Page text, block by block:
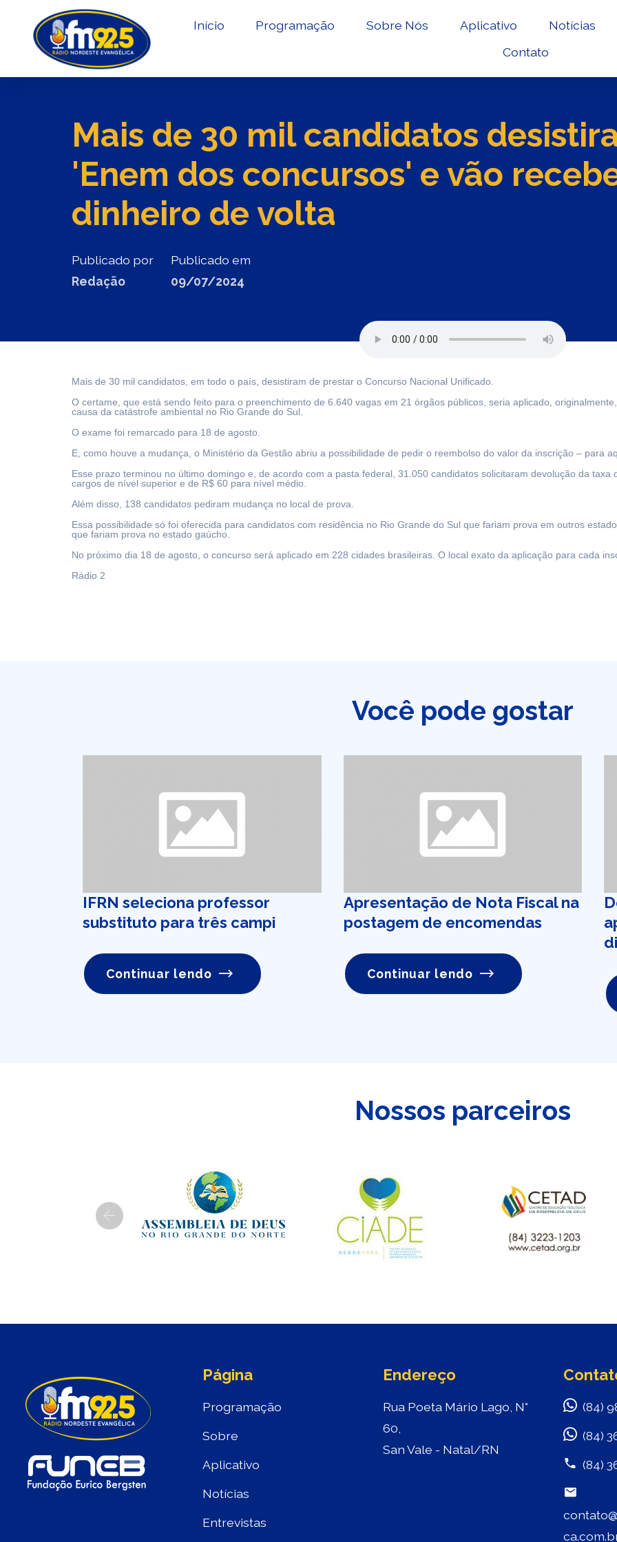
Início Programação Sobre Nós Aplicativo Notícias
Contato
Mais de 30 mil candidatos
'Enem dos concursos' e vão
dinheiro de volta
Publicado por
Redação
Publicado em
09/07/2024
Mais de 30 mil candidatos, em todo o país, desistiram de prestar o Concurso Nacional Unificado.
O certame, que está sendo feito para o preenchimento de 6.640 vagas em 21 órgãos públicos, seria aplicado,
causa da catástrofe ambiental no Rio Grande do Sul.
O exame foi remarcado para 18 de agosto.
E, como houve a mudança, o Ministério da Gestão abriu a possibilidade de pedir o reembolso do valor da inscrição – para
Esse prazo terminou no último domingo e, de acordo com a pasta federal, 31.050 candidatos solicitaram devolução da
cargos de nível superior e de R$ 60 para nível médio.
Além disso, 138 candidatos pediram mudança no local de prova.
Essa possibilidade só foi oferecida para candidatos com residência no Rio Grande do Sul que fariam prova em outros
que fariam prova no estado gaúcho.
No próximo dia 18 de agosto, o concurso será aplicado em 228 cidades brasileiras. O local exato da aplicação para cada
Rádio 2
Você pode gostar
IFRN seleciona professor
substituto para três campi
Continuar lendo
Apresentação de Nota Fiscal na
postagem de encomendas
Continuar lendo
Nossos parceiros
Previous
Página
Programação
Sobre
Aplicativo
Notícias
Entrevistas
Endereço
Rua Poeta Mário Lago, N°
60,
San Vale - Natal/RN
(84)
(84)
(84)